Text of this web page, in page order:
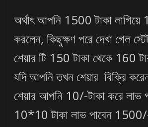
অর্থাৎ আপনি 1500 টাকা লাগিয়ে
করলেন, কিছুক্ষণ পরে দেখা গেল
শেয়ার টি 150 টাকা থেকে 160
যদি আপনি তখন শেয়ার বিক্রি
শেয়ার আপনি 10/-টাকা করে লাভ
10*10 টাকা লাভ পাবেন 1500/-